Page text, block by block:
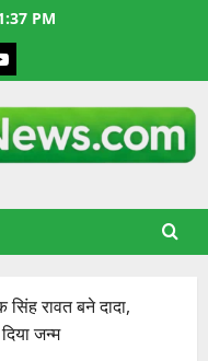
PM
सिंह रावत बने दादा,
जन्म